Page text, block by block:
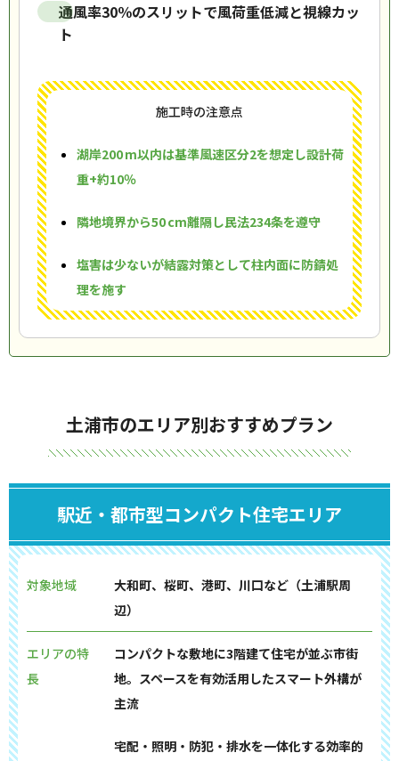
通風率30％のスリットで風荷重低減と視線カッ
ト
施工時の注意点
湖岸200 m以内は基準風速区分2を想定し設計荷
重+約10％
隣地境界から50 cm離隔し民法234条を遵守
塩害は少ないが結露対策として柱内面に防錆処
理を施す
土浦市のエリア別おすすめプラン
駅近・都市型コンパクト住宅エリア
対象地域
大和町、桜町、港町、川口など（土浦駅周
辺）
エリアの特
長
コンパクトな敷地に3階建て住宅が並ぶ市街
地。スペースを有効活用したスマート外構が
主流
宅配・照明・防犯・排水を一体化する効率的